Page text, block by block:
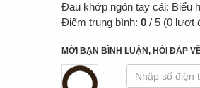
Đau khớp ngón tay cái: Biểu
Điểm trung bình:0/5 (0 lượt
MỜI BẠN BÌNH LUẬN, HỎI ĐÁP